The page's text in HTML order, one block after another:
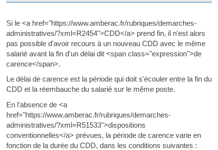
Si le <a href="https://www.amberac.fr/rubriques/demarches-
administratives/?xml=R2454">CDD</a> prend fin, il n'est alors
pas possible d'avoir recours à un nouveau CDD avec le même
salarié avant la fin d'un délai dit <span class="expression">de
carence</span>.
Le délai de carence est la période qui doit s'écouler entre la fin du
CDD et la réembauche du salarié sur le même poste.
En l'absence de <a
href="https://www.amberac.fr/rubriques/demarches-
administratives/?xml=R51533">dispositions
conventionnelles</a> prévues, la période de carence varie en
fonction de la durée du CDD, dans les conditions suivantes :